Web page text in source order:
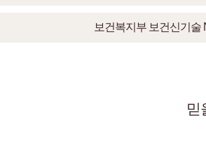
보건복지부 보건신기술
믿